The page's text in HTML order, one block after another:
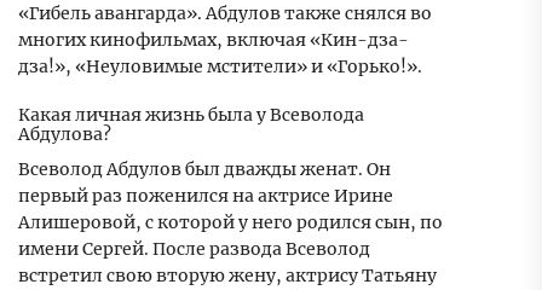
«Гибель авангарда». Абдулов также снялся во
многих кинофильмах, включая «Кин-дза-
дза!», «Неуловимые мстители» и «Горько!».
Какая личная жизнь была у Всеволода
Абдулова?
Всеволод Абдулов был дважды женат. Он
первый раз поженился на актрисе Ирине
Алишеровой, с которой у него родился сын, по
имени Сергей. После развода Всеволод
встретил свою вторую жену, актрису Татьяну